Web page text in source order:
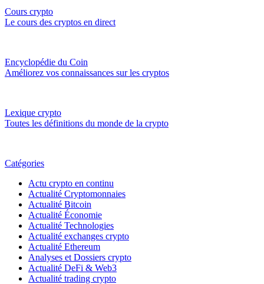
Cours crypto
Le cours des cryptos en direct
Encyclopédie du Coin
Améliorez vos connaissances sur les cryptos
Lexique crypto
Toutes les définitions du monde de la crypto
Catégories
Actu crypto en continu
Actualité Cryptomonnaies
Actualité Bitcoin
Actualité Économie
Actualité Technologies
Actualité exchanges crypto
Actualité Ethereum
Analyses et Dossiers crypto
Actualité DeFi & Web3
Actualité trading crypto